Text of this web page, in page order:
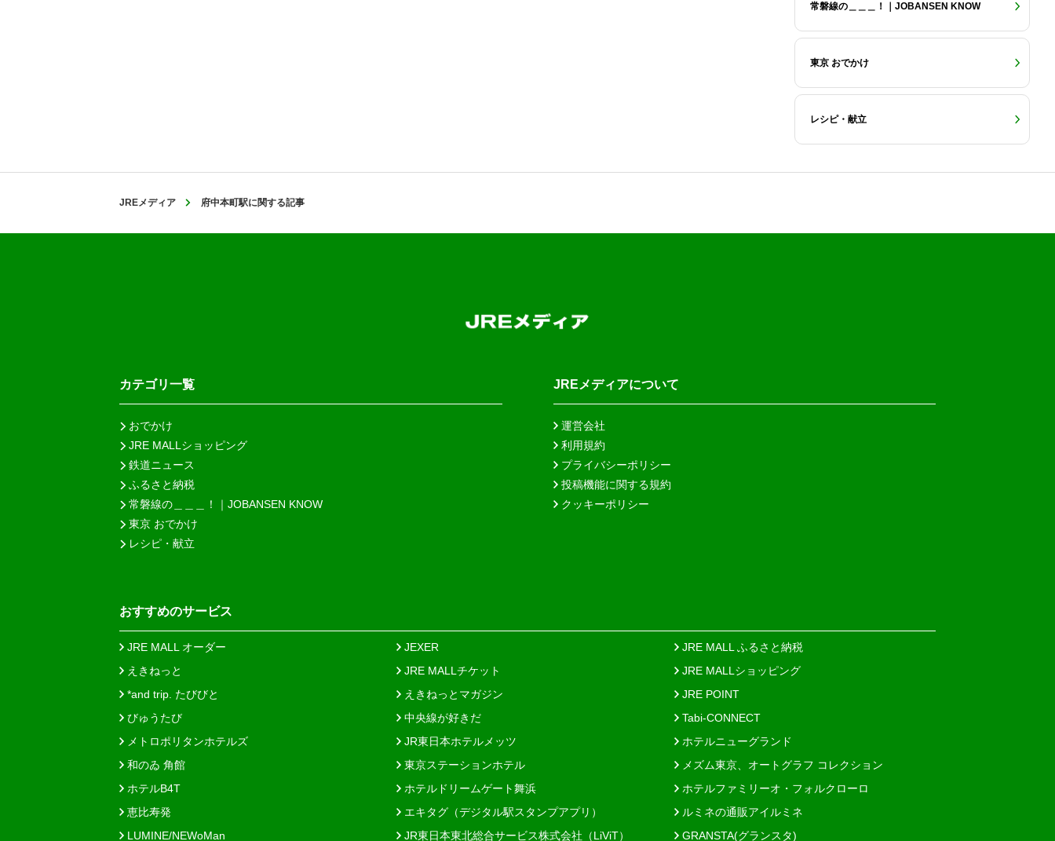
常磐線の＿＿＿！｜JOBANSEN KNOW
東京 おでかけ
レシピ・献立
JREメディア 府中本町駅に関する記事
カテゴリ一覧
おでかけ
JRE MALLショッピング
鉄道ニュース
ふるさと納税
常磐線の＿＿＿！｜JOBANSEN KNOW
東京 おでかけ
レシピ・献立
JREメディアについて
運営会社
利用規約
プライバシーポリシー
投稿機能に関する規約
クッキーポリシー
おすすめのサービス
JRE MALL オーダー JEXER
JRE MALL ふるさと納税
えきねっと
JRE MALLチケット
JRE MALLショッピング
*and trip. たびびと
えきねっとマガジン
JRE POINT
びゅうたび
中央線が好きだ
Tabi-CONNECT
メトロポリタンホテルズ
JR東日本ホテルメッツ
ホテルニューグランド
和のゐ 角館
東京ステーションホテル
メズム東京、オートグラフ コレクション
ホテルB4T
ホテルドリームゲート舞浜
ホテルファミリーオ・フォルクローロ
恵比寿発
エキタグ（デジタル駅スタンプアプリ）
ルミネの通販アイルミネ
LUMINE/NEWoMan
JR東日本東北総合サービス株式会社（LiViT） GRANSTA(グランスタ)